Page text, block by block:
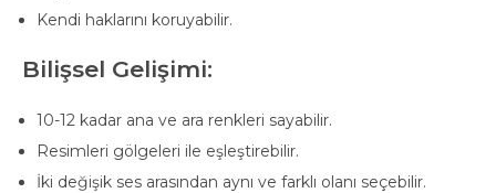
Kendi haklarını koruyabilir.
Bilişsel Gelişimi:
10-12 kadar ana ve ara renkleri sayabilir.
Resimleri gölgeleri ile eşleştirebilir.
İki değişik ses arasından aynı ve farklı olanı seçebilir.